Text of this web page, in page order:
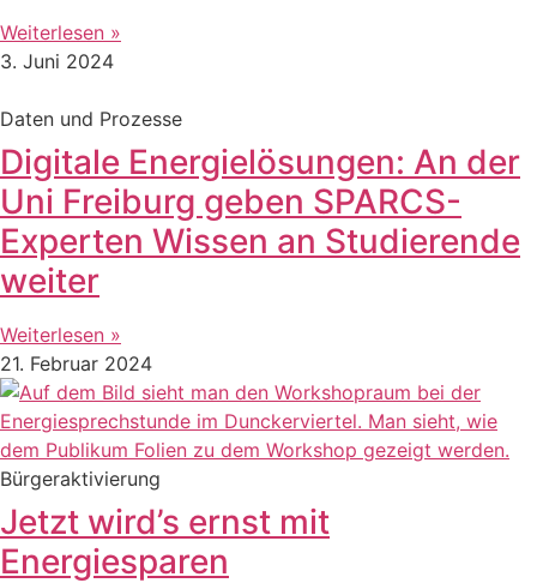
Weiterlesen »
3. Juni 2024
Daten und Prozesse
Digitale Energielösungen: An der
Uni Freiburg geben SPARCS-
Experten Wissen an Studierende
weiter
Weiterlesen »
21. Februar 2024
Bürgeraktivierung
Jetzt wird’s ernst mit
Energiesparen